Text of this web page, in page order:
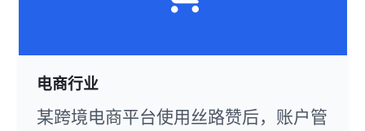
电商行业
某跨境电商平台使用丝路赞后，账户管